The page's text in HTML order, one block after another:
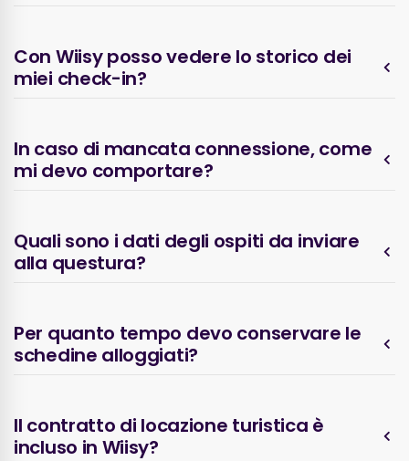
Con Wiisy posso vedere lo storico dei
miei check-in?
In caso di mancata connessione, come
mi devo comportare?
Quali sono i dati degli ospiti da inviare
alla questura?
Per quanto tempo devo conservare le
schedine alloggiati?
Il contratto di locazione turistica è
incluso in Wiisy?